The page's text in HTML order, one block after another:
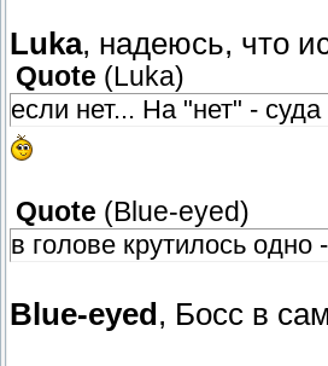
Luka, надеюсь, что
Quote ( Luka)
если нет... На "нет" - суда
Quote ( Blue-eyed)
в голове крутилось одно
Blue-eyed , Босс в